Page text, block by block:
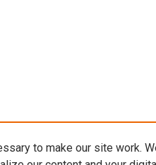
to make our site work.